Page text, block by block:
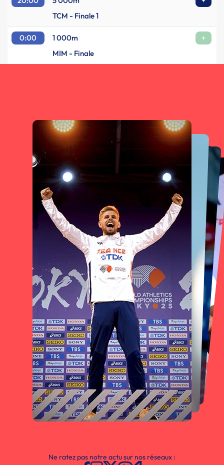
TCM - Finale 1
0:00 1 000m
+
MIM - Finale
Ne ratez pas notre actu sur nos réseaux :